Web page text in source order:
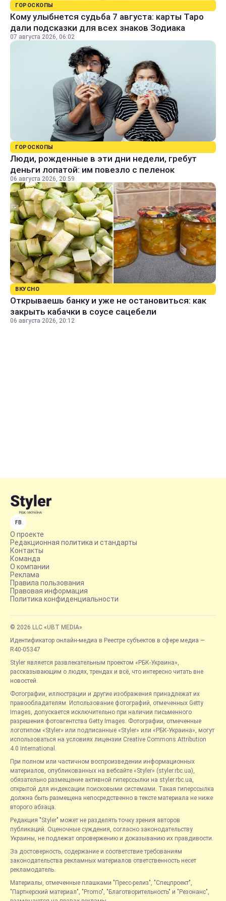
ГОРОСКОПЫ
Кому улыбнется судьба 7 августа: карты Таро
дали подсказки для всех знаков Зодиака
07 августа 2026, 06:02
ГОРОСКОПЫ
Люди, рожденные в эти дни недели, гребут
деньги лопатой: им повезло с пеленок
06 августа 2026, 20:59
ВКУСНО
Открываешь банку и уже не остановиться: как
закрыть кабачки в соусе сацебели
06 августа 2026, 20:12
FB
О проекте
Редакционная политика и стандарты
Контакты
Команда
О компании
Реклама
Правила пользования
Правовая информация
Политика конфиденциальности
© 2026 LLC «UBT MEDIA»
Идентификатор онлайн-медиа в Реестре субъектов в сфере медиа —
R40-05347
Styler является развлекательным проектом «РБК-Украина»,
рассказывающим о людях, трендах и всё, что интересно читать вне
новостей.
Фотографии, иллюстрации и другие изображения принадлежат их
правообладателям. Использование фотографий, отмеченных Getty
Images, допускается исключительно при наличии письменного
разрешения фотоагентства Getty Images. Фотографии, отмеченные
логотипом «Styler» или подписанные «Styler» или «РБК-Украина», могут
использоваться на условиях лицензии Creative Commons Attribution
4.0 International.
При полном или частичном воспроизведении информационных
материалов, опубликованных на вебсайте «Styler» (styler.rbc.ua),
обязательно размещение активной гиперссылки на styler.rbc.ua,
открытой для индексации поисковыми системами. Такая гиперссылка
должна быть размещена непосредственно в тексте материала не ниже
второго абзаца.
Редакция "Styler" может не разделять точку зрения авторов
публикаций. Оценочные суждения, согласно законодательству
Украины, не подлежат опровержению и доказыванию их правдивости.
За достоверность, содержание и соответствие требованиям
законодательства рекламных материалов ответственность несет
рекламодатель.
Материалы, отмеченные плашками "Пресс-релиз", "Спецпроект",
"Партнерский материал", "Promo", "Благотворительность" и "Резонанс",